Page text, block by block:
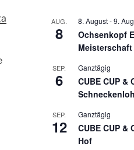
AUG.
8
8. August-9.
Ochsenkopf
Meisterschaft
SEP.
6
Ganztägig
CUBE CUP &
SEP.
12
Ganztägig
CUBE CUP &
Hof